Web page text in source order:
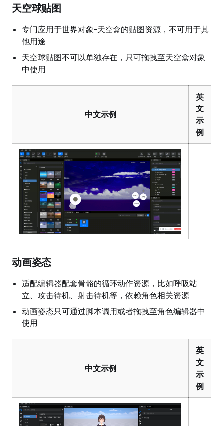
天空球贴图
专门应用于世界对象-天空盒的贴图资源，不可用于其
他用途
天空球贴图不可以单独存在，只可拖拽至天空盒对象
中使用
中文示例
英
文
示
例
动画姿态
适配编辑器配套骨骼的循环动作资源，比如呼吸站
立、攻击待机、射击待机等，依赖角色相关资源
动画姿态只可通过脚本调用或者拖拽至角色编辑器中
使用
中文示例
英
文
示
例